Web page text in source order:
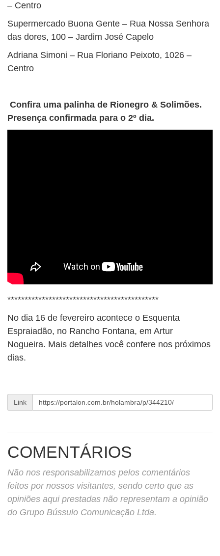
– Centro
Supermercado Buona Gente – Rua Nossa Senhora
das dores, 100 – Jardim José Capelo
Adriana Simoni – Rua Floriano Peixoto, 1026 –
Centro
Confira uma palinha de Rionegro & Solimões.
Presença confirmada para o 2º dia.
********************************************
No dia 16 de fevereiro acontece o Esquenta
Espraiadão, no Rancho Fontana, em Artur
Nogueira. Mais detalhes você confere nos próximos
dias.
Link
COMENTÁRIOS
Não nos responsabilizamos pelos comentários
feitos por nossos visitantes, sendo certo que as
opiniões aqui prestadas não representam a opinião
do Grupo Bússulo Comunicação Ltda.